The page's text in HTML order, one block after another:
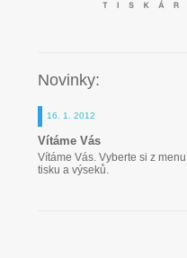
Novinky:
16. 1. 2012
Vítáme Vás
Vítáme Vás. Vyberte si z
tisku a výseků.